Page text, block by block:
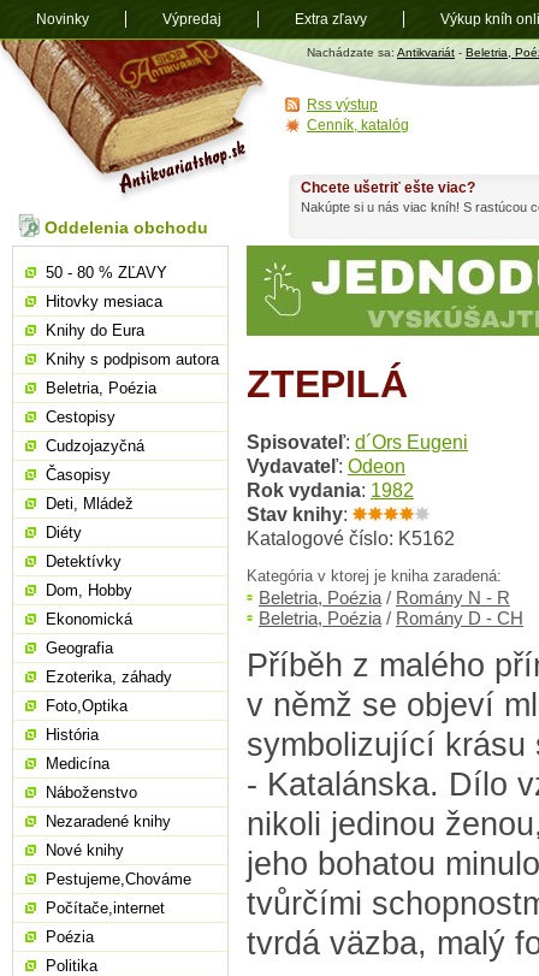
Antikvariát
shop.sk
Nachádzate sa: Antikvariát - Beletria,
ZTEPILÁ
Spisovateľ: d´Ors Eugeni
Vydavateľ: Odeon
Rok vydania: 1982
Stav knihy:
Katalogové číslo: K5162
Kategória v ktorej je kniha zaradená:
Beletria, Poézia / Romány N - R
Beletria, Poézia / Romány D - CH
Příběh z malého
v němž se objeví
symbolizující krásu
- Katalánska. Dílo
nikoli jedinou
jeho bohatou
tvůrčími
tvrdá väzba, malý
Chcete ušetriť ešte viac?
Nakúpte si u nás viac kníh! S rastúcou
Oddelenia obchodu
50 - 80 % ZĽAVY
Hitovky mesiaca
Knihy do Eura
Knihy s podpisom autora
Beletria, Poézia
Cestopisy
Cudzojazyčná
Časopisy
Deti, Mládež
Diéty
Detektívky
Dom, Hobby
Ekonomická
Geografia
Ezoterika, záhady
Foto,Optika
História
Medicína
Náboženstvo
Nezaradené knihy
Nové knihy
Pestujeme,Chováme
Počítače,internet
Poézia
Politika
Rss výstup
Cenník, katalóg
Novinky Výpredaj Extra zľavy Výkup kníh